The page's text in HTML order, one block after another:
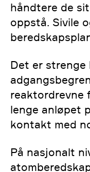
håndtere de
oppstå. Sivile
Det er strenge
reaktordrevne
lenge anløpet
kontakt med
På nasjonalt